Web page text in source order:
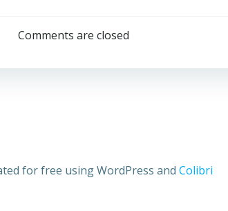
navigation
Comments are closed
for free using WordPress and Colibri